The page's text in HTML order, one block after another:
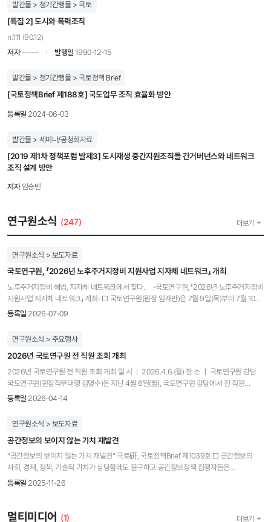
발간물 > 정기간행물 > 국토
[특집 2] 도시와 폭력조직
n.111 (90.12)
저자------ 발행일 1990-12-15
발간물 > 정기간행물 > 국토정책 Brief
[국토정책Brief 제188호] 국도업무 조직 효율화 방안
등록일 2024-06-03
발간물 > 세미나/공청회자료
[2019 제1차 정책포럼 발제3] 도시재생 중간지원조직들 간거버넌스와 네트워크
조직 설계 방안
저자임승빈
연구원소식 (247) 더보기
연구원소식 > 보도자료
국토연구원, 「2026년 노후주거지정비 지원사업 지자체 네트워크」 개최
노후주거지정비 해법, 지자체 네트워크에서 찾다. -국토연구원, 「2026년 노후주거지정비
지원사업 지자체 네트워크」 개최- □ 국토연구원(원장 임재만)은 7월 9일(목)부터 7월 10일
(금)까지 대전 KW컨벤션에서 「2026년 노후주거지정비 지원사업 지자체 네트워크」를
추진 중인 지자체 담당자, 중간지원조직 관계자 등이 참석했다. 참석자들은 사업 추진
경험과 공모 준비 과정의 주요 고민을 공유하고, 향후 사업 추진 방향에 대해 논의했다. □
1일차 행사는 소오플랜 건축사사무소 나승현 대표의 ‘노후주거지 자율주택정비사업의
사례와 추진과정’ 강연으로 시작되었다. 나승현 대표는 노후주거지정비 지원사업의 주요
정비수단인 자율주택정비사업 추진 경험을 공유하며, 사업추진 방식과 주체별 역할에 대한
이해를 높였다. □ 이어진 ‘주제별 토론’에서는 ‘광역지자체의 역할’, ‘대안주택을 통한
운영방안’ 등 4개 주제를 중심으로 논의가 이루어졌다. 참석자들은 전문가들의 경험과
의견을 바탕으로 심도 있는 토론을 진행하였으며, 급변하는 노후주거지 여건과 도시재생
국토연구원에서 개발한 ‘주거지재생 진단 시스템’에 대한 전담조직 담당자 실습과
노후주거지정비 지원사업 추진을 검토 중인 지자체의 컨설팅이 이루어질 예정이다. □ 이번
행사는 사업 추진 지자체와 공모를 준비하는 지자체의 실무자, 학계 전문가가 한자리에
계기가 될 것이다. □ 국토연구원 관계자는 “이번 행사를 통해 발굴된 정책 대안에 대한
등록일 2026-07-09
연구원소식 > 주요행사
2026년 국토연구원 전 직원 조회 개최
2026년 국토연구원 전 직원 조회 개최 일 시 ㅣ 2026.4.6.(월) 장 소 ㅣ 국토연구원 강당
국토연구원(원장직무대행 김명수)은 지난 4월 6일(월), 국토연구원 강당에서 전 직원
조회를 개최하고, 주요 업무성과를 공유하는 한편 조직 구성원 간 소통과 화합의 시간을
진행되었다. 시상식에서는 연구직 10인과 행정·시설직 4인 등 총 14명의 직원이 선정되어
그간의 노력과 성과를 인정받았다. 이후 김명수 원장직무대행의 조직 운영 방향과 구성원에
대한 격려의 메시지가 이어졌다. 또한 연구 성과를 기반으로 제작된 KRIHS 웹드라마를
상영하며, 기관의 연구 성과를 더욱 쉽게 공유하고 공감대를 형성하는 시간이 마련되었다.
행사는 폐회를 끝으로 마무리되었으며, 이번 전 직원 조회는 구성원 간 유대감을 강화하고
조직의 지속적인 발전을 위한 의지를 다지는 계기가 되었다.
등록일 2026-04-14
연구원소식 > 보도자료
공간정보의 보이지 않는 가치 재발견
"공간정보의 보이지 않는 가치 재발견" 국토硏, 국토정책Brief 제1039호 □ 공간정보의
사회, 경제, 정책, 기술적 가치가 상당함에도 불구하고 공간정보정책 집행자들은
공간정보사업의 타당성, 기대효과 등을 제시하고 이해시키는 데에 어려움을 겪고 있음 ◦
투자평가 프레임워크 개발 및 가이드라인 제공, 조직체계 정비, 경제성 분석 등 다각적 노력
등록일 2025-11-26
멀티미디어 (1) 더보기